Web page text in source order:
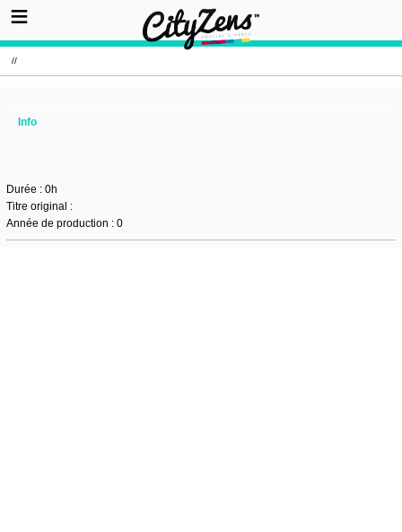
//
Info
Durée : 0h
Titre original :
Année de production : 0